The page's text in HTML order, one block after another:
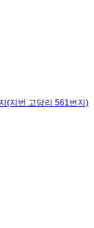
(지번 고당리 561번지)